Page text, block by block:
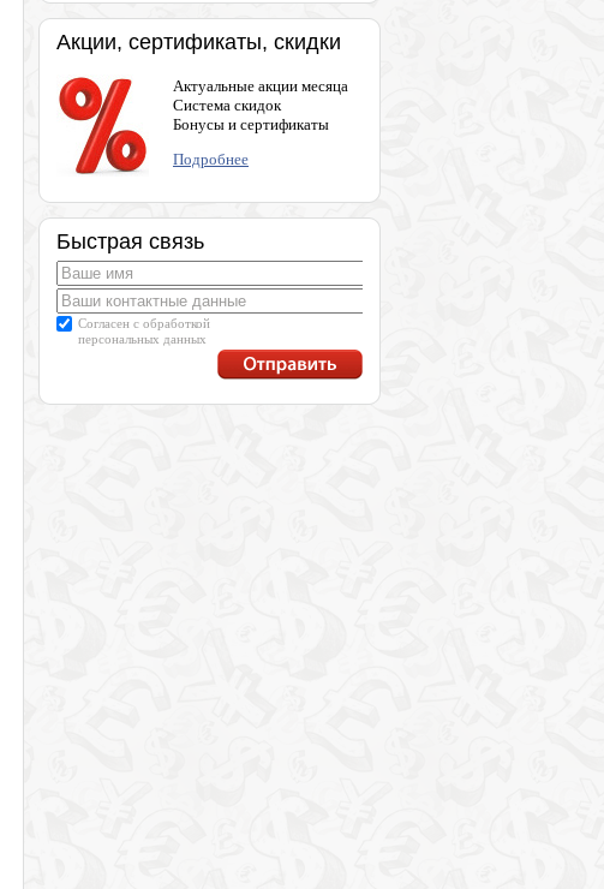
Акции, сертификаты, скидки
Актуальные акции месяца
Система скидок
Бонусы и сертификаты
Подробнее
Быстрая связь